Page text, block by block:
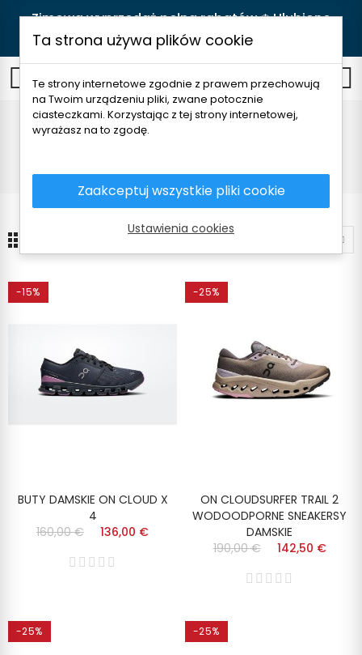
Zimowa wyprzedaż pełna rabatów ❄️ Ulubione
produkty teraz w lepszych cenach! 🛒
Adidasy
-15%
BUTY DAMSKIE ON CLOUD X
4
160,00 €
136,00 €
-25%
ON CLOUDSURFER TRAIL 2
WODOODPORNE SNEAKERSY
DAMSKIE
190,00 €
142,50 €
-25% -25%
Ta strona używa plików cookie
Te strony internetowe zgodnie z prawem przechowują
na Twoim urządzeniu pliki, zwane potocznie
ciasteczkami. Korzystając z tej strony internetowej,
wyrażasz na to zgodę.
Zaakceptuj wszystkie pliki cookie
Ustawienia cookies